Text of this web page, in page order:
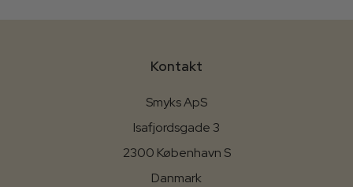
Kontakt
Smyks ApS
Isafjordsgade 3
2300 København S
Danmark